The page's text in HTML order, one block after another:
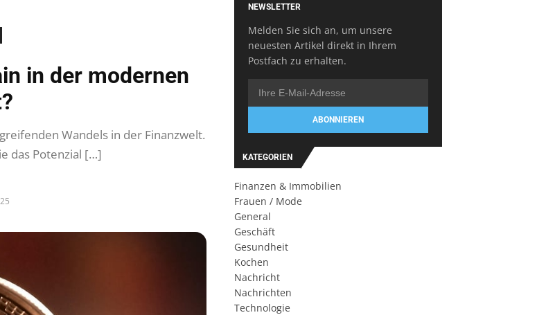
in der modernen
Wandels in der Finanzwelt.
das Potenzial […]
NEWSLETTER
Melden Sie sich an, um unsere
neuesten Artikel direkt in Ihrem
Postfach zu erhalten.
ABONNIEREN
KATEGORIEN
Finanzen & Immobilien
Frauen / Mode
General
Geschäft
Gesundheit
Kochen
Nachricht
Nachrichten
Technologie